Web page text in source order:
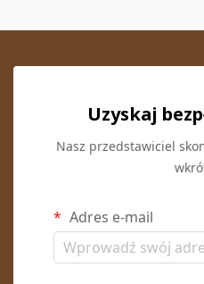
Uzyskaj
Nasz przedstawiciel
Adres e-mail